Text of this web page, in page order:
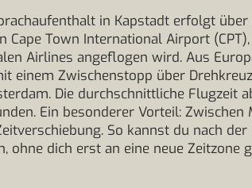
in Kapstadt erfolgt über
Cape Town International Airport
Airlines angeflogen wird. Aus
einem Zwischenstopp über
Die durchschnittliche Flugzeit
Ein besonderer Vorteil:
So kannst du nach
ohne dich erst an eine neue Zeitzone